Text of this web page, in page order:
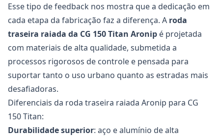
Esse tipo de feedback nos mostra que a dedicação em
cada etapa da fabricação faz a diferença. A roda
traseira raiada da CG 150 Titan Aronip é projetada
com materiais de alta qualidade, submetida a
processos rigorosos de controle e pensada para
suportar tanto o uso urbano quanto as estradas mais
desafiadoras.
Diferenciais da roda traseira raiada Aronip para CG
150 Titan:
Durabilidade superior: aço e alumínio de alta